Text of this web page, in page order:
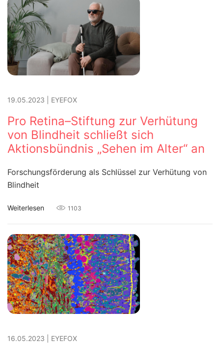
19.05.2023 EYEFOX
Pro Retina–Stiftung zur Verhütung
von Blindheit schließt sich
Aktionsbündnis „Sehen im Alter“ an
Forschungsförderung als Schlüssel zur Verhütung von
Blindheit
Weiterlesen 1103
16.05.2023 EYEFOX